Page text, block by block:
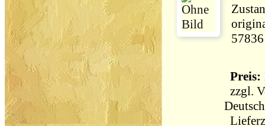
57836
Preis:
zzgl.